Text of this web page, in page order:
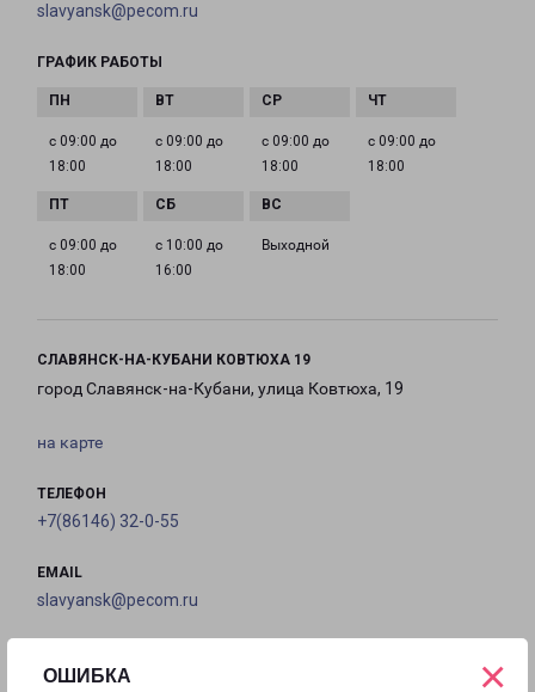
ОШИБКА ×
slavyansk@pecom.ru
ГРАФИК РАБОТЫ
с 09:00 до
18:00
с 09:00 до
18:00
с 09:00 до
18:00
с 09:00 до
18:00
с 09:00 до
18:00
с 10:00 до
16:00
Выходной
СЛАВЯНСК-НА-КУБАНИ КОВТЮХА 19
город Славянск-на-Кубани, улица Ковтюха, 19
на карте
ТЕЛЕФОН
+7(86146) 32-0-55
EMAIL
slavyansk@pecom.ru